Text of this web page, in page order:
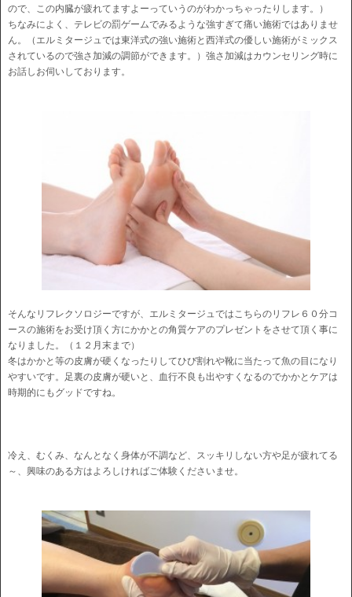
ので、この内臓が疲れてますよーっていうのがわかっちゃったりします。）
ちなみによく、テレビの罰ゲームでみるような強すぎて痛い施術ではありませ
ん。（エルミタージュでは東洋式の強い施術と西洋式の優しい施術がミックス
されているので強さ加減の調節ができます。）強さ加減はカウンセリング時に
お話しお伺いしております。
そんなリフレクソロジーですが、エルミタージュではこちらのリフレ６０分コ
ースの施術をお受け頂く方にかかとの角質ケアのプレゼントをさせて頂く事に
なりました。（１２月末まで）
冬はかかと等の皮膚が硬くなったりしてひび割れや靴に当たって魚の目になり
やすいです。足裏の皮膚が硬いと、血行不良も出やすくなるのでかかとケアは
時期的にもグッドですね。
冷え、むくみ、なんとなく身体が不調など、スッキリしない方や足が疲れてる
～、興味のある方はよろしければご体験くださいませ。